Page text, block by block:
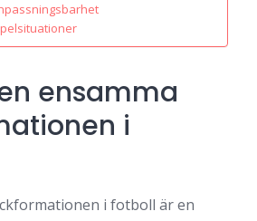
ensamma
i
i fotboll är en